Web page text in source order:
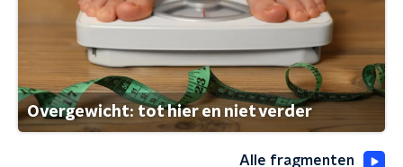
Overgewicht: tot hier en niet verder
Alle fragmenten